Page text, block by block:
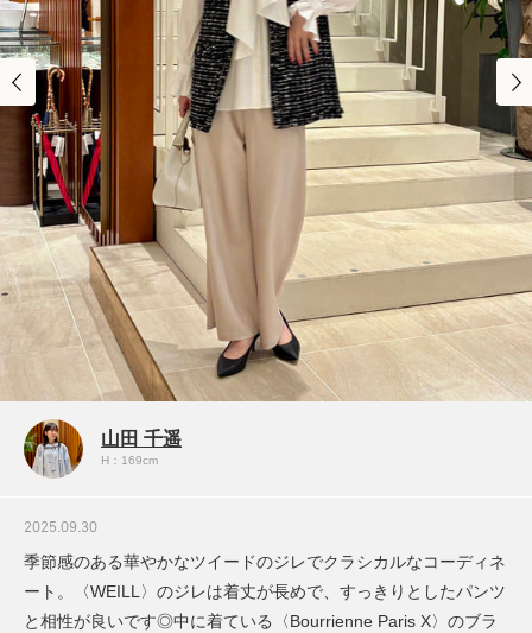
山田 千遥
H：169cm
2025.09.30
季節感のある華やかなツイードのジレでクラシカルなコーディネ
ート。〈WEILL〉のジレは着丈が長めで、すっきりとしたパンツ
と相性が良いです◎中に着ている〈Bourrienne Paris X〉のブラ